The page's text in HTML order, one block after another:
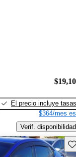
El precio incluye tasas
$364/mes
Verif. disponibilidad